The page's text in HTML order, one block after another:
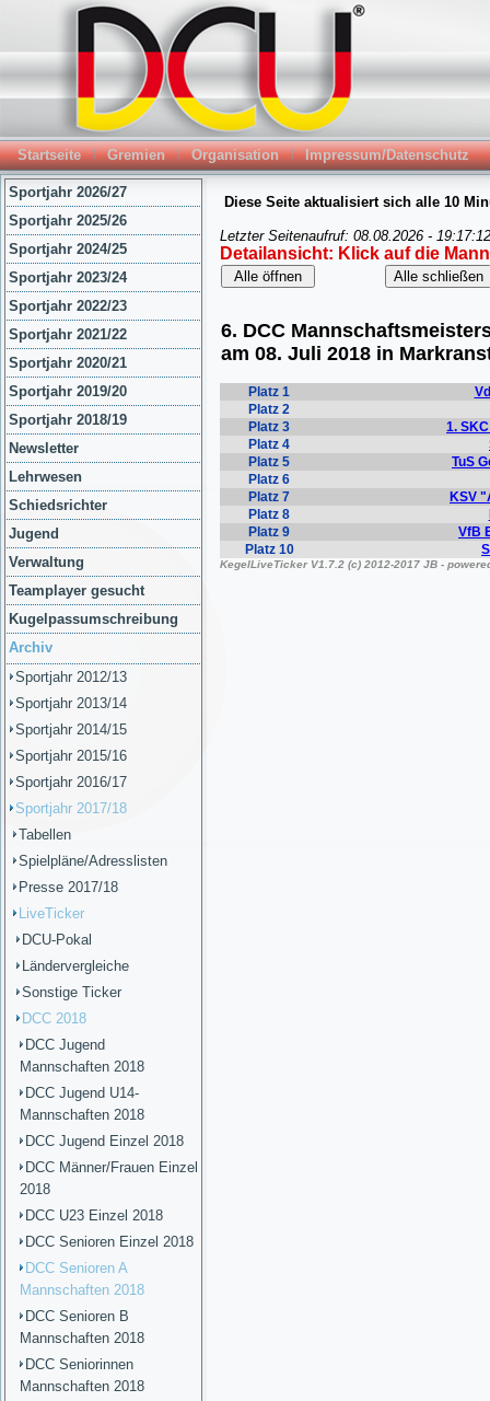
Startseite Gremien Organisation Impressum/Datenschutz
Sportjahr 2026/27
Sportjahr 2025/26
Sportjahr 2024/25
Sportjahr 2023/24
Sportjahr 2022/23
Sportjahr 2021/22
Sportjahr 2020/21
Sportjahr 2019/20
Sportjahr 2018/19
Newsletter
Lehrwesen
Schiedsrichter
Jugend
Verwaltung
Teamplayer gesucht
Kugelpassumschreibung
Archiv
Sportjahr 2012/13
Sportjahr 2013/14
Sportjahr 2014/15
Sportjahr 2015/16
Sportjahr 2016/17
Sportjahr 2017/18
Tabellen
Spielpläne/Adresslisten
Presse 2017/18
LiveTicker
DCU-Pokal
Ländervergleiche
Sonstige Ticker
DCC 2018
DCC Jugend
Mannschaften 2018
DCC Jugend U14-
Mannschaften 2018
DCC Jugend Einzel 2018
DCC Männer/Frauen Einzel
2018
DCC U23 Einzel 2018
DCC Senioren Einzel 2018
DCC Senioren A
Mannschaften 2018
DCC Senioren B
Mannschaften 2018
DCC Seniorinnen
Mannschaften 2018